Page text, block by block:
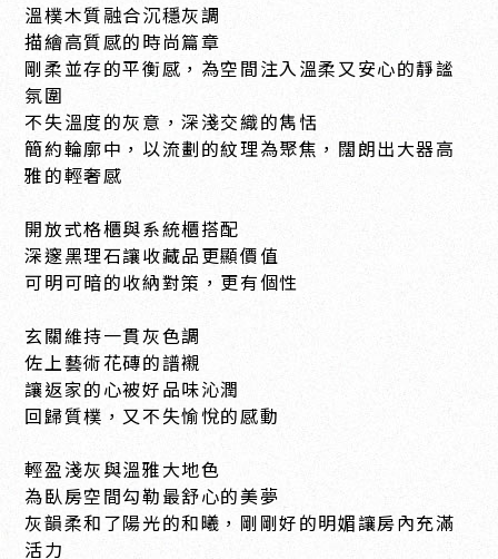
溫樸木質融合沉穩灰調
描繪高質感的時尚篇章
剛柔並存的平衡感，為空間注入溫柔又安心的靜謐
氛圍
不失溫度的灰意，深淺交織的雋恬
簡約輪廓中，以流劃的紋理為聚焦，闊朗出大器高
雅的輕奢感
開放式格櫃與系統櫃搭配
深邃黑理石讓收藏品更顯價值
可明可暗的收納對策，更有個性
玄關維持一貫灰色調
佐上藝術花磚的譜襯
讓返家的心被好品味沁潤
回歸質樸，又不失愉悅的感動
輕盈淺灰與溫雅大地色
為臥房空間勾勒最舒心的美夢
灰韻柔和了陽光的和曦，剛剛好的明媚讓房內充滿
活力